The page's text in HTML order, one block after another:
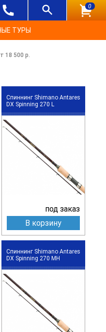
0
ТУРЫ
18 500 р.
Спиннинг Shimano Antares
DX Spinning 270 L
под заказ
В корзину
Спиннинг Shimano Antares
DX Spinning 270 MH